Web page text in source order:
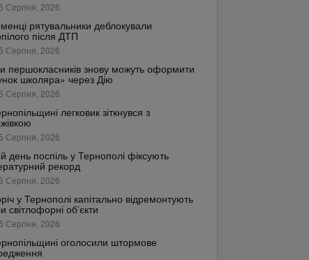
Серпня, 2026
рятувальники деблокували
після ДТП
Серпня, 2026
першокласників знову можуть оформити
школяра» через Дію
Серпня, 2026
легковик зіткнувся з
Серпня, 2026
день поспіль у Тернополі фіксують
рекорд
Серпня, 2026
у Тернополі капітально відремонтують
світлофорні об’єкти
Серпня, 2026
оголосили штормове